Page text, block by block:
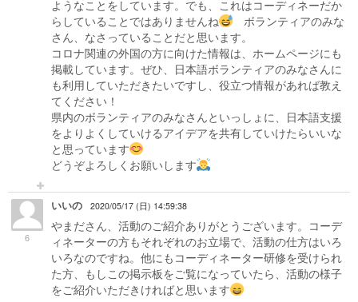
ようなことをしています。でも、これはコーディネーだか
らしていることではありませんね
ボランティアのみな
さん、なさっていることだと思います。
コロナ関連の外国の方に向けた情報は、ホームページにも
掲載しています。ぜひ、日本語ボランティアのみなさんに
も利用していただきたいですし、役立つ情報があれば教え
てください！
県内のボランティアのみなさんといっしょに、日本語支援
をよりよくしていけるアイデアを共有していけたらいいな
と思っています
どうぞよろしくお願いします
6
いいの 2020/05/17 (日) 14:59:38
やまださん、活動のご紹介ありがとうございます。コーデ
ィネーターの方もそれぞれのお立場で、活動の仕方はいろ
いろなのですね。他にもコーディネーター研修を受けられ
た方、もしこの掲示板をご覧になっていたら、活動の様子
をご紹介いただきければと思います